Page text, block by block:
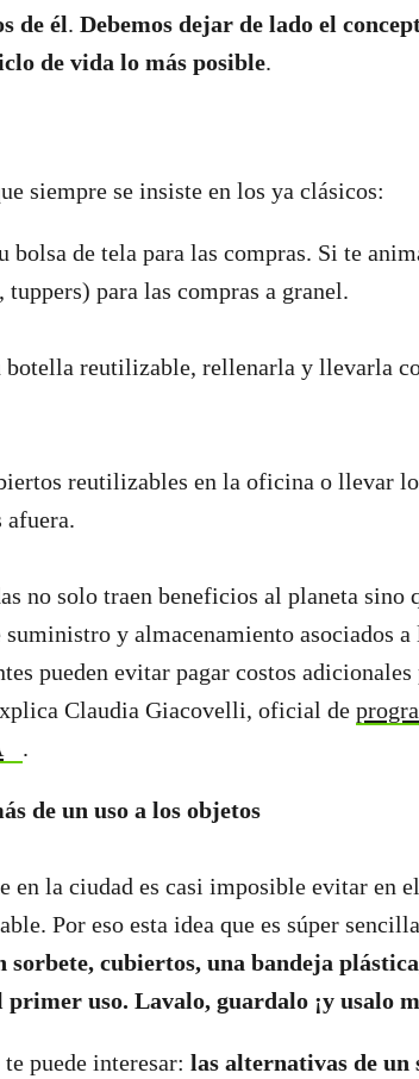
de él. Debemos dejar de lado el
de vida lo más posible.
siempre se insiste en los ya clásicos:
bolsa de tela para las compras. Si te
tuppers) para las compras a granel.
botella reutilizable, rellenarla y llevarla
reutilizables en la oficina o llevar
afuera.
no solo traen beneficios al planeta sino
suministro y almacenamiento asociados
pueden evitar pagar costos
Claudia Giacovelli, oficial de
.
de un uso a los objetos
en la ciudad es casi imposible evitar en
Por eso esta idea que es súper
sorbete, cubiertos, una bandeja
primer uso. Lavalo, guardalo ¡y usalo
puede interesar: las alternativas de un